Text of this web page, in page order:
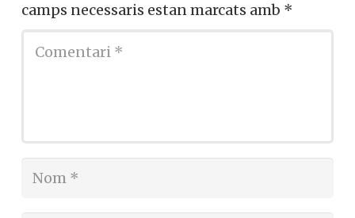
camps necessaris estan marcats amb *